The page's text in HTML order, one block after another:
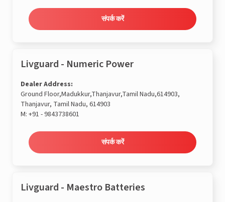
संपर्क करें
Livguard - Numeric Power
Dealer Address:
Ground Floor,Madukkur,Thanjavur,Tamil Nadu,614903,
Thanjavur, Tamil Nadu, 614903
M: +91 - 9843738601
संपर्क करें
Livguard - Maestro Batteries